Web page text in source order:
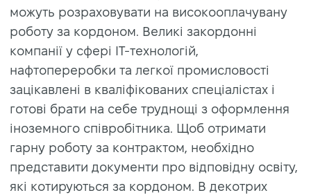
можуть розраховувати на високооплачувану
роботу за кордоном. Великі закордонні
компанії у сфері ІТ-технологій,
нафтопереробки та легкої промисловості
зацікавлені в кваліфікованих спеціалістах і
готові брати на себе труднощі з оформлення
іноземного співробітника. Щоб отримати
гарну роботу за контрактом, необхідно
представити документи про відповідну освіту,
які котируються за кордоном. В декотрих